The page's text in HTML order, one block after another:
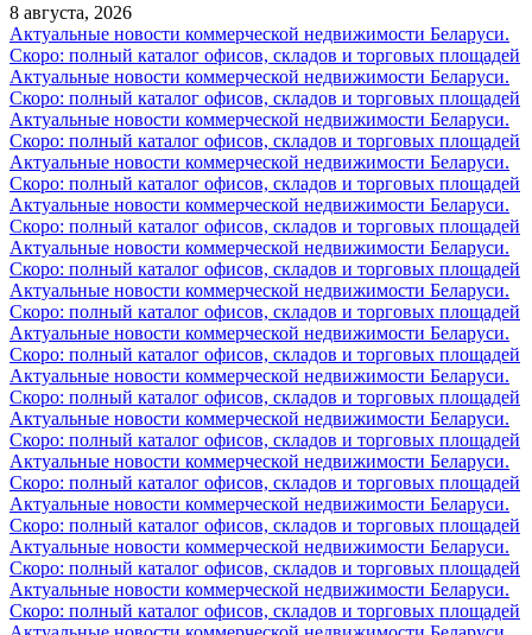
8 августа, 2026
Актуальные новости коммерческой недвижимости Беларуси.
Скоро: полный каталог офисов, складов и торговых площадей
Актуальные новости коммерческой недвижимости Беларуси.
Скоро: полный каталог офисов, складов и торговых площадей
Актуальные новости коммерческой недвижимости Беларуси.
Скоро: полный каталог офисов, складов и торговых площадей
Актуальные новости коммерческой недвижимости Беларуси.
Скоро: полный каталог офисов, складов и торговых площадей
Актуальные новости коммерческой недвижимости Беларуси.
Скоро: полный каталог офисов, складов и торговых площадей
Актуальные новости коммерческой недвижимости Беларуси.
Скоро: полный каталог офисов, складов и торговых площадей
Актуальные новости коммерческой недвижимости Беларуси.
Скоро: полный каталог офисов, складов и торговых площадей
Актуальные новости коммерческой недвижимости Беларуси.
Скоро: полный каталог офисов, складов и торговых площадей
Актуальные новости коммерческой недвижимости Беларуси.
Скоро: полный каталог офисов, складов и торговых площадей
Актуальные новости коммерческой недвижимости Беларуси.
Скоро: полный каталог офисов, складов и торговых площадей
Актуальные новости коммерческой недвижимости Беларуси.
Скоро: полный каталог офисов, складов и торговых площадей
Актуальные новости коммерческой недвижимости Беларуси.
Скоро: полный каталог офисов, складов и торговых площадей
Актуальные новости коммерческой недвижимости Беларуси.
Скоро: полный каталог офисов, складов и торговых площадей
Актуальные новости коммерческой недвижимости Беларуси.
Скоро: полный каталог офисов, складов и торговых площадей